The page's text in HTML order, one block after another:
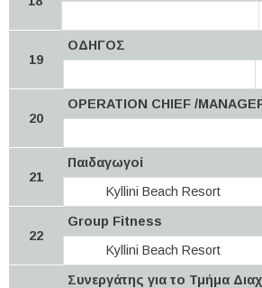
19
ΟΔΗΓΟΣ
20
OPERATION CHIEF /
21
Παιδαγωγοί
Kyllini Beach Resort
22
Grοup Fitness
Kyllini Beach Resort
Συνεργάτης για το Τμήμα